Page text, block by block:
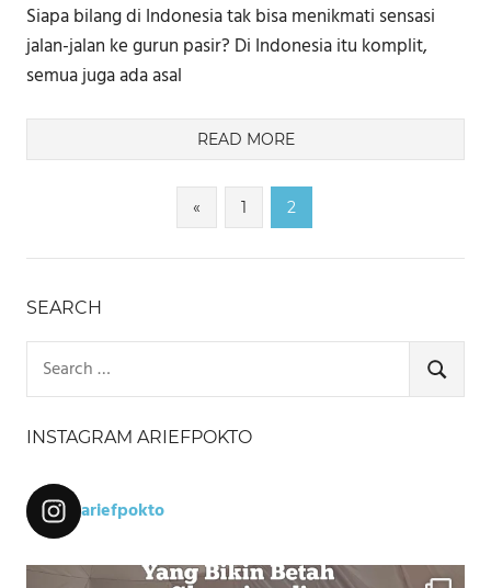
Siapa bilang di Indonesia tak bisa menikmati sensasi
jalan-jalan ke gurun pasir? Di Indonesia itu komplit,
semua juga ada asal
READ MORE
pos
«Previous
Posts
1 2
SEARCH
for:
SEARCH
INSTAGRAM ARIEFPOKTO
ariefpokto